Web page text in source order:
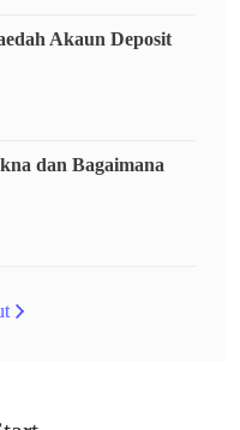
Akaun Deposit
dan Bagaimana